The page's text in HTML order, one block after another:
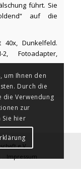
führt. Sie
auf die
40x, Dunkelfeld.
2, Fotoadapter,
e.V.
Impressum
um Ihnen den
Durch die
die Verwendung
zur
Sie hier